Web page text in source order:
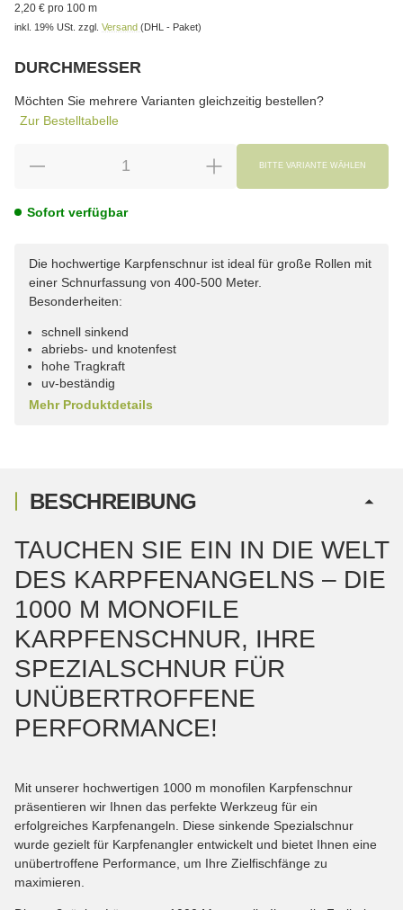
2,20 € pro 100 m
inkl. 19% USt. zzgl. Versand (DHL - Paket)
DURCHMESSER
Möchten Sie mehrere Varianten gleichzeitig bestellen?
Zur Bestelltabelle
BITTE VARIANTE WÄHLEN
Sofort verfügbar
Die hochwertige Karpfenschnur ist ideal für große Rollen mit
einer Schnurfassung von 400-500 Meter.
Besonderheiten:
schnell sinkend
abriebs- und knotenfest
hohe Tragkraft
uv-beständig
Mehr Produktdetails
BESCHREIBUNG
TAUCHEN SIE EIN IN DIE WELT
DES KARPFENANGELNS – DIE
1000 M MONOFILE
KARPFENSCHNUR, IHRE
SPEZIALSCHNUR FÜR
UNÜBERTROFFENE
PERFORMANCE!
Mit unserer hochwertigen 1000 m monofilen Karpfenschnur
präsentieren wir Ihnen das perfekte Werkzeug für ein
erfolgreiches Karpfenangeln. Diese sinkende Spezialschnur
wurde gezielt für Karpfenangler entwickelt und bietet Ihnen eine
unübertroffene Performance, um Ihre Zielfischfänge zu
maximieren.